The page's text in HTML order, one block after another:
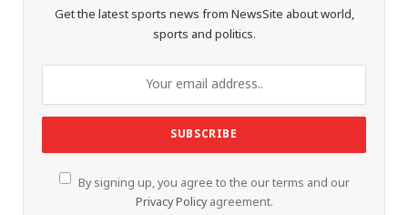
Get the latest sports news from NewsSite about world,
sports and politics.
By signing up, you agree to the our terms and our
Privacy Policyagreement.